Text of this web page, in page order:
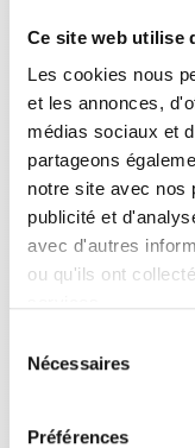
Ce site web utilise
Les cookies nous
et les annonces,
médias sociaux et
partageons
notre site avec nos
publicité et
avec d'autres
ou qu'ils ont
Nécessaires
Préférences
DONNÉES
Poids
Etrier de